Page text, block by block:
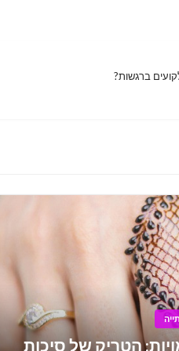
ברגשות?
הטריק של סיכות